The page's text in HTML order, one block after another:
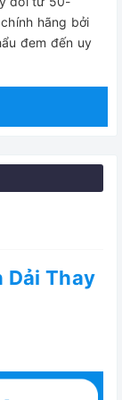
hãng bởi
đem đến uy
Dải Thay